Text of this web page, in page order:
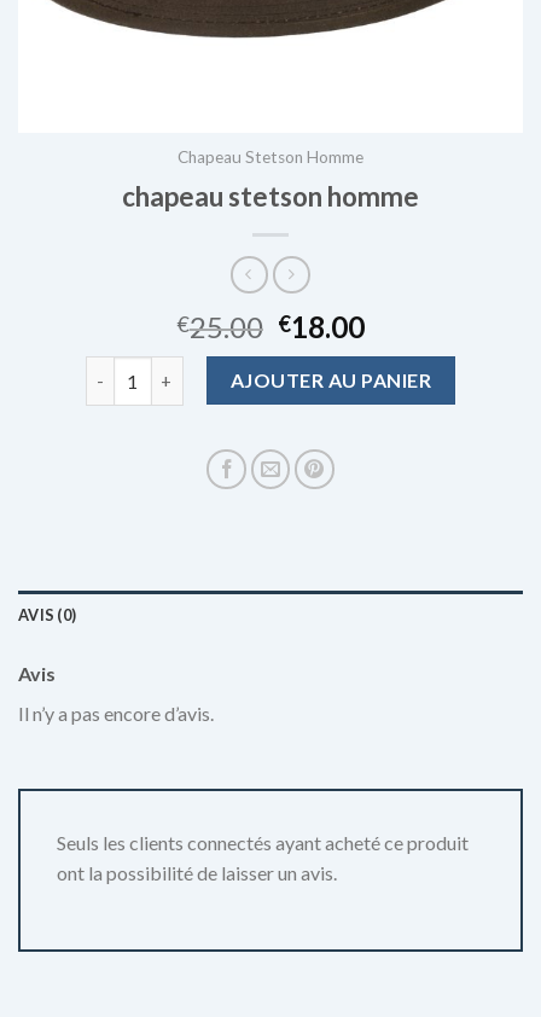
Chapeau Stetson Homme
chapeau stetson homme
€25.00 €18.00
quantité de chapeau stetson homme
AJOUTER AU PANIER
AVIS (0)
Avis
Il n’y a pas encore d’avis.
Seuls les clients connectés ayant acheté ce produit
ont la possibilité de laisser un avis.